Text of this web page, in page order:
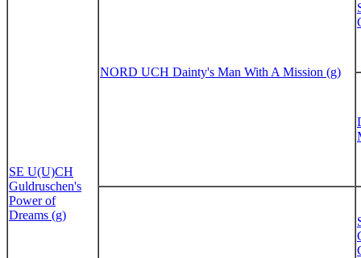
SE U(U)CH
Guldruschen's
Power of
Dreams (g)
NORD UCH Dainty's Man With A Mission (g)